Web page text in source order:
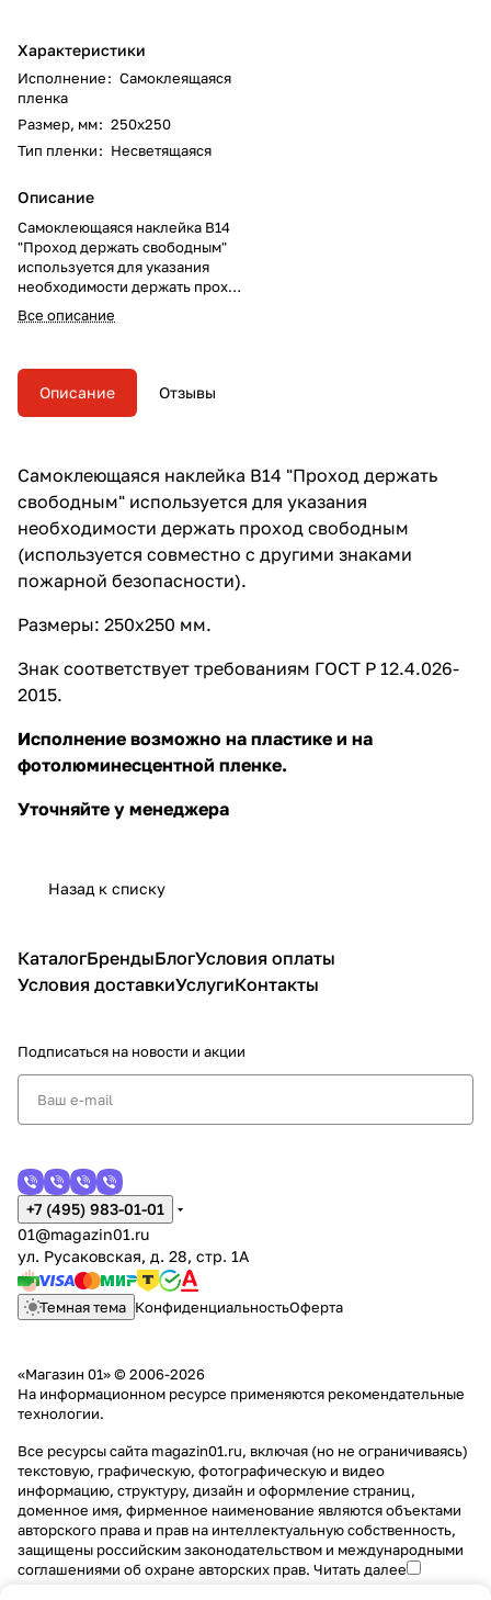
Характеристики
Исполнение: Самоклеящаяся
пленка
Размер, мм: 250х250
Тип пленки: Несветящаяся
Описание
Самоклеющаяся наклейка B14
"Проход держать свободным"
используется для указания
необходимости держать проход
свободным (используется
совместно с другими знаками
Все описание
Описание Отзывы
Самоклеющаяся наклейка B14 "Проход держать
свободным" используется для указания
необходимости держать проход свободным
(используется совместно с другими знаками
пожарной безопасности).
Размеры: 250х250 мм.
Знак соответствует требованиям ГОСТ Р 12.4.026-
2015.
Исполнение возможно на пластике и на
фотолюминесцентной пленке.
Уточняйте у менеджера
Назад к списку
КаталогБрендыБлогУсловия оплаты
Условия доставкиУслугиКонтакты
Подписаться на новости и акции
+7 (495) 983-01-01
01@magazin01.ru
ул. Русаковская, д. 28, стр. 1А
Темная тема КонфиденциальностьОферта
«Магазин 01» © 2006-2026
На информационном ресурсе применяются рекомендательные
технологии.
Все ресурсы сайта magazin01.ru, включая (но не ограничиваясь)
текстовую, графическую, фотографическую и видео
информацию, структуру, дизайн и оформление страниц,
доменное имя, фирменное наименование являются объектами
авторского права и прав на интеллектуальную собственность,
защищены российским законодательством и международными
соглашениями об охране авторских прав. Читать далее